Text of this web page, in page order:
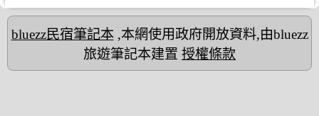
bluezz民宿筆記本,本網使用政府開放資料,由bluezz
旅遊筆記本建置 授權條款